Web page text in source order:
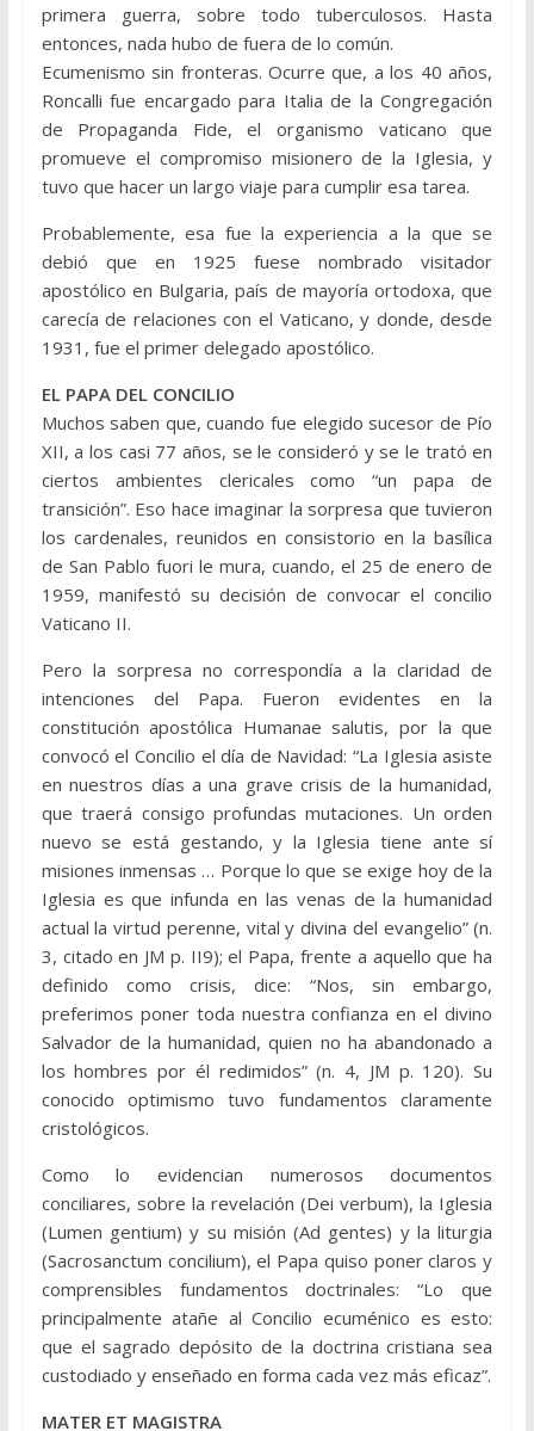
primera guerra, sobre todo tuberculosos. Hasta
entonces, nada hubo de fuera de lo común.
Ecumenismo sin fronteras. Ocurre que, a los 40 años,
Roncalli fue encargado para Italia de la Congregación
de Propaganda Fide, el organismo vaticano que
promueve el compromiso misionero de la Iglesia, y
tuvo que hacer un largo viaje para cumplir esa tarea.
Probablemente, esa fue la experiencia a la que se
debió que en 1925 fuese nombrado visitador
apostólico en Bulgaria, país de mayoría ortodoxa, que
carecía de relaciones con el Vaticano, y donde, desde
1931, fue el primer delegado apostólico.
EL PAPA DEL CONCILIO
Muchos saben que, cuando fue elegido sucesor de Pío
XII, a los casi 77 años, se le consideró y se le trató en
ciertos ambientes clericales como “un papa de
transición”. Eso hace imaginar la sorpresa que tuvieron
los cardenales, reunidos en consistorio en la basílica
de San Pablo fuori le mura, cuando, el 25 de enero de
1959, manifestó su decisión de convocar el concilio
Vaticano II.
Pero la sorpresa no correspondía a la claridad de
intenciones del Papa. Fueron evidentes en la
constitución apostólica Humanae salutis, por la que
convocó el Concilio el día de Navidad: “La Iglesia asiste
en nuestros días a una grave crisis de la humanidad,
que traerá consigo profundas mutaciones. Un orden
nuevo se está gestando, y la Iglesia tiene ante sí
misiones inmensas … Porque lo que se exige hoy de la
Iglesia es que infunda en las venas de la humanidad
actual la virtud perenne, vital y divina del evangelio” (n.
3, citado en JM p. II9); el Papa, frente a aquello que ha
definido como crisis, dice: “Nos, sin embargo,
preferimos poner toda nuestra confianza en el divino
Salvador de la humanidad, quien no ha abandonado a
los hombres por él redimidos” (n. 4, JM p. 120). Su
conocido optimismo tuvo fundamentos claramente
cristológicos.
Como lo evidencian numerosos documentos
conciliares, sobre la revelación (Dei verbum), la Iglesia
(Lumen gentium) y su misión (Ad gen­tes) y la liturgia
(Sacrosanctum concilium), el Papa quiso poner claros y
comprensibles fundamentos doctrinales: “Lo que
principalmente atañe al Concilio ecuménico es esto:
que el sagrado depósito de la doctrina cristiana sea
custodiado y enseñado en forma cada vez más eficaz”.
MATER ET MAGISTRA